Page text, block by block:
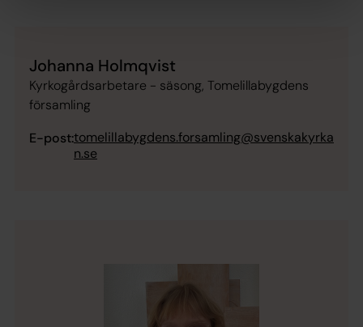
Johanna Holmqvist
Kyrkogårdsarbetare - säsong, Tomelillabygdens
församling
E-post:tomelillabygdens.forsamling@svenskakyrka
n.se